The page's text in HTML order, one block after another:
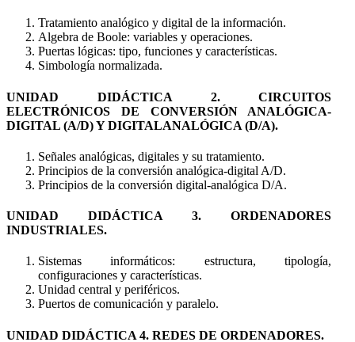
Tratamiento analógico y digital de la información.
Algebra de Boole: variables y operaciones.
Puertas lógicas: tipo, funciones y características.
Simbología normalizada.
UNIDAD DIDÁCTICA 2. CIRCUITOS
ELECTRÓNICOS DE CONVERSIÓN ANALÓGICA-
DIGITAL (A/D) Y DIGITALANALÓGICA (D/A).
Señales analógicas, digitales y su tratamiento.
Principios de la conversión analógica-digital A/D.
Principios de la conversión digital-analógica D/A.
UNIDAD DIDÁCTICA 3. ORDENADORES
INDUSTRIALES.
Sistemas informáticos: estructura, tipología,
configuraciones y características.
Unidad central y periféricos.
Puertos de comunicación y paralelo.
UNIDAD DIDÁCTICA 4. REDES DE ORDENADORES.